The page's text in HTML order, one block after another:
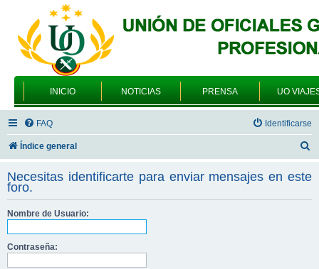
INICIO NOTICIAS PRENSA UO
FAQ Identificarse
Índice general
c
Necesitas identificarte para enviar mensajes en este
foro.
Nombre de Usuario:
Contraseña: